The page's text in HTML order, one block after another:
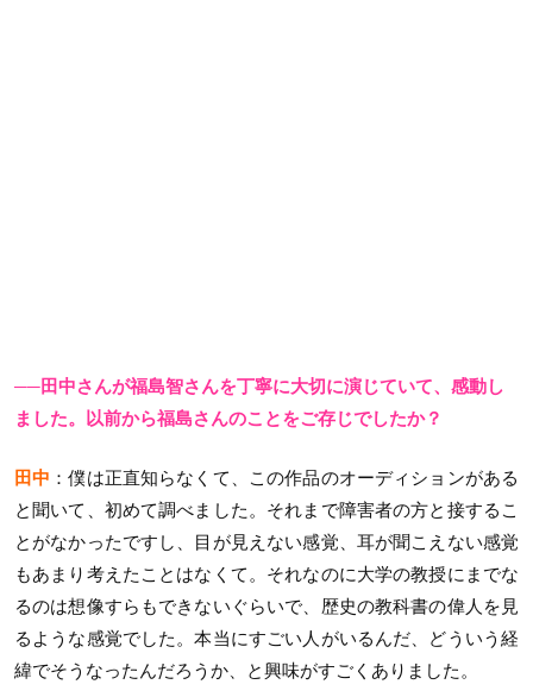
──田中さんが福島智さんを丁寧に大切に演じていて、感動し
ました。以前から福島さんのことをご存じでしたか？
田中 ：僕は正直知らなくて、この作品のオーディションがある
と聞いて、初めて調べました。それまで障害者の方と接するこ
とがなかったですし、目が見えない感覚、耳が聞こえない感覚
もあまり考えたことはなくて。それなのに大学の教授にまでな
るのは想像すらもできないぐらいで、歴史の教科書の偉人を見
るような感覚でした。本当にすごい人がいるんだ、どういう経
緯でそうなったんだろうか、と興味がすごくありました。